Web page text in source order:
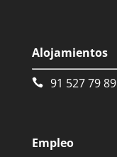
Alojamientos
91 527 79 89
Empleo